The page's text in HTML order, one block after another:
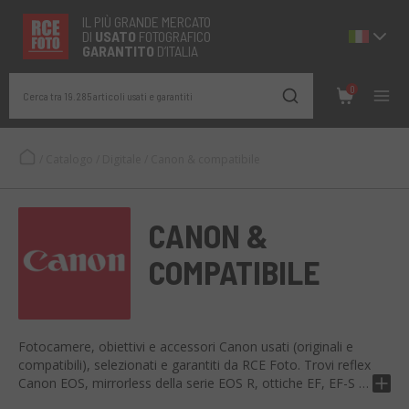
IL PIÙ GRANDE MERCATO
DI USATO FOTOGRAFICO
GARANTITO D’ITALIA
Cerca tra 19.285 articoli usati e garantiti
0
CANON &
COMPATIBILE
Fotocamere, obiettivi e accessori Canon usati (originali e
compatibili), selezionati e garantiti da RCE Foto. Trovi reflex
Canon EOS, mirrorless della serie EOS R, ottiche EF, EF-S e